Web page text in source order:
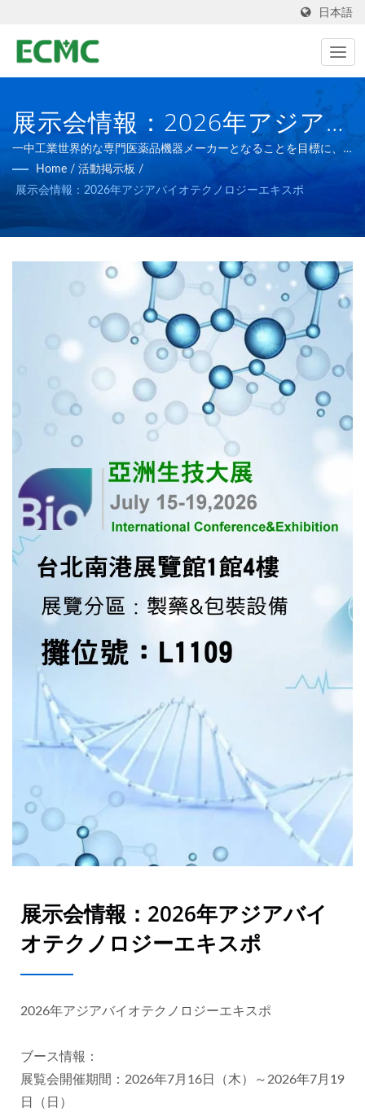
日本語
展示会情報：2026年アジアバ
イオテクノロジーエキスポ
一中工業世界的な専門医薬品機器メーカーとなることを目標に、
より高度な医薬品機器の開発を目指しています。
Home / 活動掲示板 /
展示会情報：2026年アジアバイオテクノロジーエキスポ
展示会情報：2026年アジアバイ
オテクノロジーエキスポ
2026年アジアバイオテクノロジーエキスポ
ブース情報：
展覧会開催期間：2026年7月16日（木）～2026年7月19
日（日）